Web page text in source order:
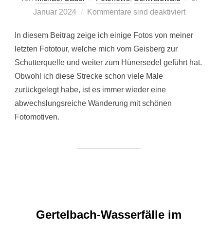
Januar 2024
Kommentare sind deaktiviert
In diesem Beitrag zeige ich einige Fotos von meiner
letzten Fototour, welche mich vom Geisberg zur
Schutterquelle und weiter zum Hünersedel geführt hat.
Obwohl ich diese Strecke schon viele Male
zurückgelegt habe, ist es immer wieder eine
abwechslungsreiche Wanderung mit schönen
Fotomotiven.
Gertelbach-Wasserfälle im